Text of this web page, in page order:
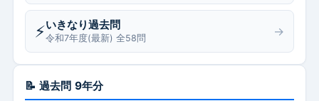
⚡いきなり過去問
令和7年度(最新) 全58問 →
📝 過去問 9年分